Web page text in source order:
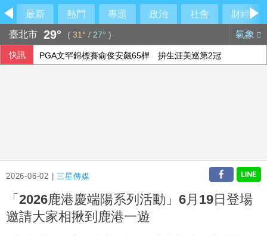
最新 熱門 專題 政治 社會
財經
臺北市 29° ( 31° / 27° ) 氣象
快訊 PGA文罕錦標賽俞俊安飆65桿 拚生涯美巡第2冠
2026-06-02 |三星傳媒
「2026鹿港慶端陽系列活動」6月19日登場
邀請大家相揪到鹿港一遊